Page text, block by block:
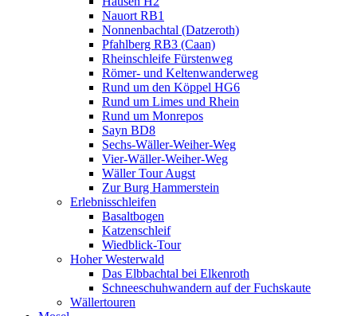
Nauort RB1
Nonnenbachtal (Datzeroth)
Pfahlberg RB3 (Caan)
Rheinschleife Fürstenweg
Römer- und Keltenwanderweg
Rund um den Köppel HG6
Rund um Limes und Rhein
Rund um Monrepos
Sayn BD8
Sechs-Wäller-Weiher-Weg
Vier-Wäller-Weiher-Weg
Wäller Tour Augst
Zur Burg Hammerstein
Erlebnisschleifen
Basaltbogen
Katzenschleif
Wiedblick-Tour
Hoher Westerwald
Das Elbbachtal bei Elkenroth
Schneeschuhwandern auf der Fuchskaute
Wällertouren